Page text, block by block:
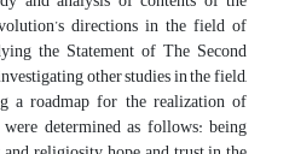
directions in the field of
the Statement of The Second
other studies in the field,
a roadmap for the realization of
determined as follows: being